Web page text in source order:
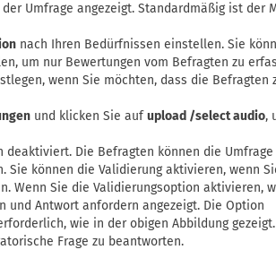
Umfrage angezeigt. Standardmäßig ist der
nach Ihren Bedürfnissen einstellen. Sie
um nur Bewertungen vom Befragten zu
wenn Sie möchten, dass die Befragten
und klicken Sie aufupload /select audio,
Die Befragten können die
können die Validierung aktivieren, wenn
Wenn Sie die Validierungsoption aktivieren,
und Antwort anfordern angezeigt. Die Option
wie in der obigen Abbildung
Frage zu beantworten.